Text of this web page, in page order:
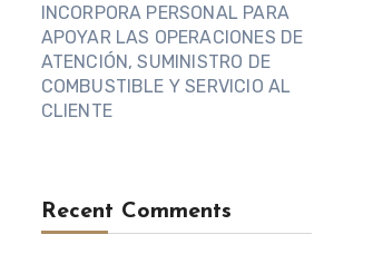
INCORPORA PERSONAL PARA
APOYAR LAS OPERACIONES DE
ATENCIÓN, SUMINISTRO DE
COMBUSTIBLE Y SERVICIO AL
CLIENTE
Recent Comments